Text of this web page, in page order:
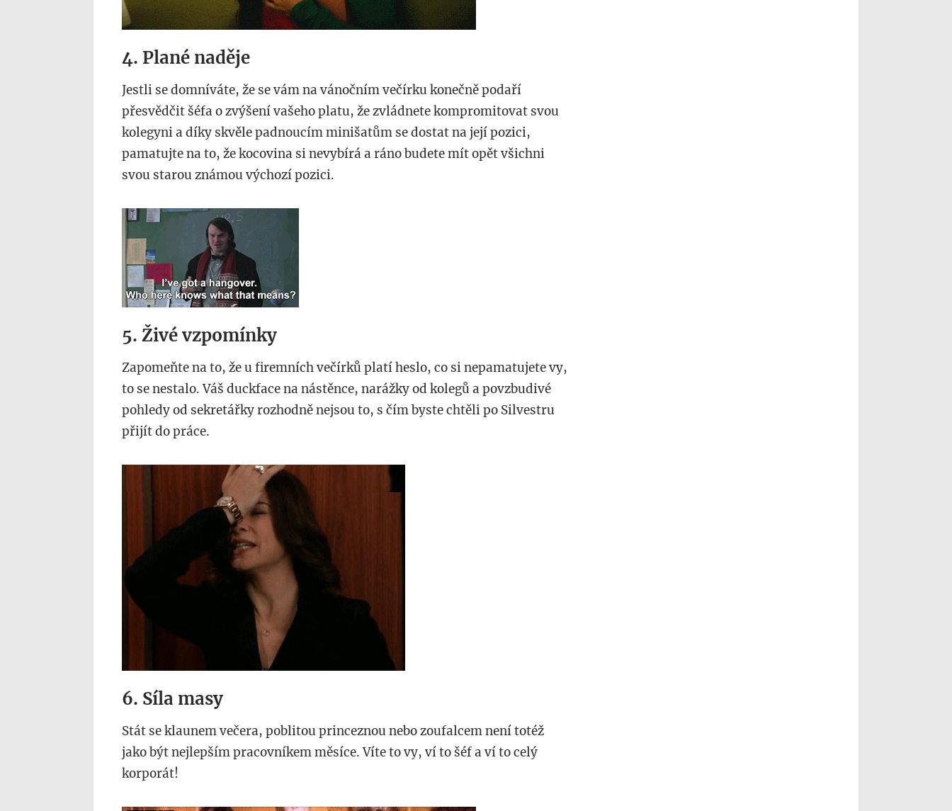
4. Plané naděje
Jestli se domníváte, že se vám na vánočním večírku konečně podaří
přesvědčit šéfa o zvýšení vašeho platu, že zvládnete kompromitovat svou
kolegyni a díky skvěle padnoucím minišatům se dostat na její pozici,
pamatujte na to, že kocovina si nevybírá a ráno budete mít opět všichni
svou starou známou výchozí pozici.
oko.gif
5. Živé vzpomínky
Zapomeňte na to, že u firemních večírků platí heslo, co si nepamatujete vy,
to se nestalo. Váš duckface na nástěnce, narážky od kolegů a povzbudivé
pohledy od sekretářky rozhodně nejsou to, s čím byste chtěli po Silvestru
přijít do práce.
rtapas.gif
6. Síla masy
Stát se klaunem večera, poblitou princeznou nebo zoufalcem není totéž
jako být nejlepším pracovníkem měsíce. Víte to vy, ví to šéf a ví to celý
korporát!